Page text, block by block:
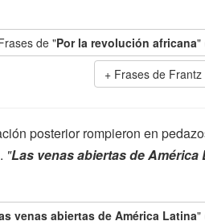
de "Por la revolución africana"
Frases de Frantz
posterior rompieron en
"Las venas abiertas de América
venas abiertas de América Latina"